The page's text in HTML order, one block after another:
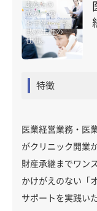
特徴
医業経営業務・医
がクリニック開業
財産承継までワン
かけがえのない「
サポートを実践い